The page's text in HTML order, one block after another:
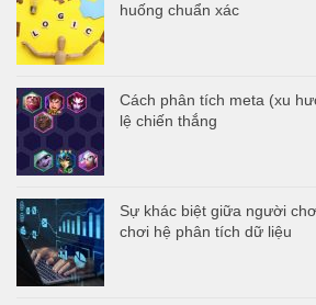
huống chuẩn xác
Cách phân tích meta (xu
lệ chiến thắng
Sự khác biệt giữa người
chơi hệ phân tích dữ liệu